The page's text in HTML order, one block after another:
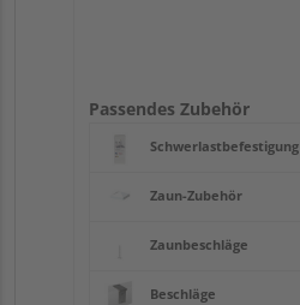
Passendes Zubehör
Schwerlastbefestigung
Zaun-Zubehör
Zaunbeschläge
Beschläge